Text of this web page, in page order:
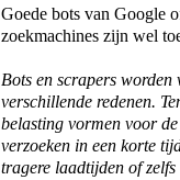
Goede bots van Google
zoekmachines zijn wel
Bots en scrapers worden
verschillende redenen.
belasting vormen voor
verzoeken in een korte
tragere laadtijden of